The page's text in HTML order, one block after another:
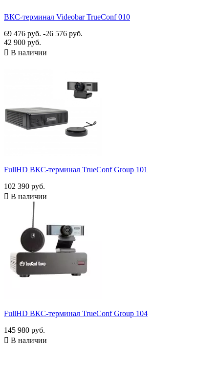
на 4 порта
нет
ВКС-терминал Videobar TrueConf 010
69 476 руб. -26 576 руб.
42 900 руб.
 В наличии
FullHD ВКС-терминал TrueConf Group 101
102 390 руб.
 В наличии
FullHD ВКС-терминал TrueConf Group 104
145 980 руб.
 В наличии